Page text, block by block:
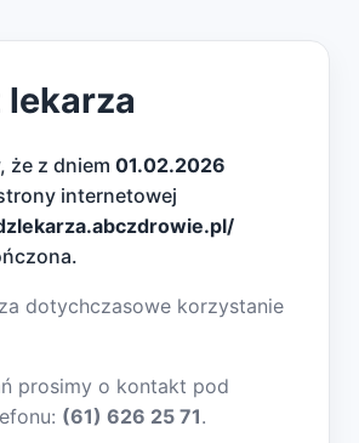
lekarza
że z dniem 01.02.2026
internetowej
dotychczasowe korzystanie
prosimy o kontakt pod
(61) 626 25 71.